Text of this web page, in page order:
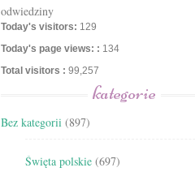
odwiedziny
Today's visitors: 129
Today's page views: : 134
Total visitors : 99,257
kategorie
Bez kategorii (897)
Święta polskie (697)